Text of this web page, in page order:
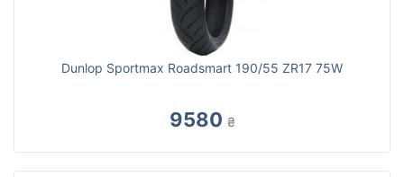
Dunlop Sportmax Roadsmart 190/55 ZR17 75W
9580 ₴